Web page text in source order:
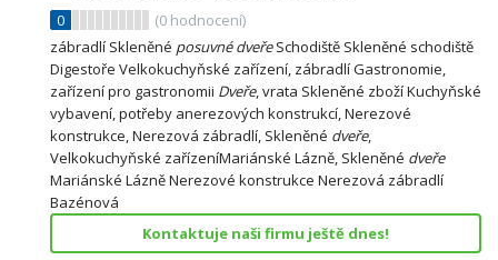
0
(0 hodnocení)
zábradlí Skleněné posuvné dveřeSchodiště Skleněné schodiště
Digestoře Velkokuchyňské zařízení, zábradlí Gastronomie,
zařízení pro gastronomii Dveře, vrata Skleněné zboží Kuchyňské
vybavení, potřeby anerezových konstrukcí, Nerezové
konstrukce, Nerezová zábradlí, Skleněné dveře,
Velkokuchyňské zařízeníMariánské Lázně, Skleněné dveře
Mariánské Lázně Nerezové konstrukce Nerezová zábradlí
Bazénová
Kontaktuje naši firmu ještě dnes!